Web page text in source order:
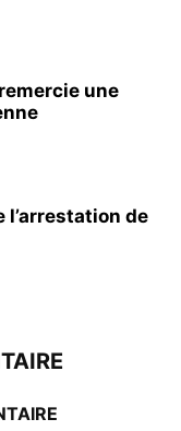
une
l’arrestation de